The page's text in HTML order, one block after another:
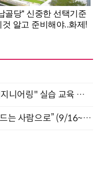
현업에서 바로 쓰는 "하네스 엔지니어링" 실습 교육 워크숍 8월 20일 개최
“AI에게 묻는 사람에서, AI로 만드는 사람으로” (9/16~17)